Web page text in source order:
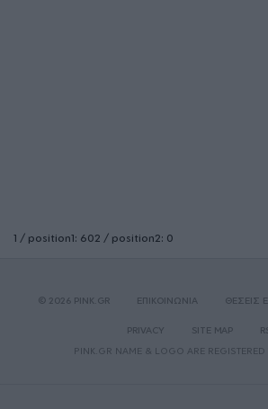
1 / position1: 602 / position2: 0
© 2026 PINK.GR ΕΠΙΚΟΙΝΩΝΙΑ ΘΕΣΕΙΣ
PRIVACY SITE MAP
PINK.GR NAME & LOGO ARE REGISTERED